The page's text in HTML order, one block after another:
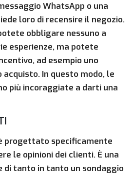
WhatsApp o una
loro di recensire il negozio.
obbligare nessuno a
esperienze, ma potete
ad esempio uno
In questo modo, le
più incoraggiate a darti una
progettato specificamente
le opinioni dei clienti. È una
di tanto in tanto un sondaggio